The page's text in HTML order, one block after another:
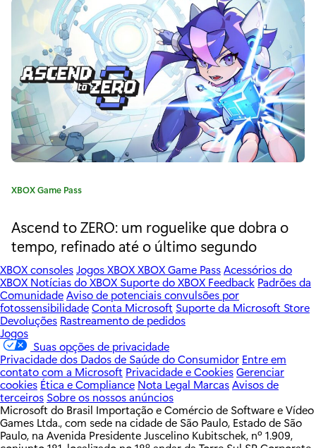
a
h
o
j
e
c
o
b
o
x
G
m
e
P
C
e
g
o
r
i
a
:
XBOX Game Pass
Ascend to ZERO: um roguelike que dobra o
tempo, refinado até o último segundo
XBOX consolesJogos XBOXXBOX Game PassAcessórios do
XBOX Notícias do XBOX Suporte do XBOX Feedback Padrões da
ComunidadeAviso de potenciais convulsões por
fotossensibilidadeConta Microsoft Suporte da Microsoft Store
Devoluções Rastreamento de pedidos
Jogos
Suas opções de privacidade
Privacidade dos Dados de Saúde do Consumidor Entre em
contato com a Microsoft Privacidade e CookiesGerenciar
cookies Ética e Compliance Nota Legal MarcasAvisos de
terceiros Sobre os nossos anúncios
Microsoft do Brasil Importação e Comércio de Software e Vídeo
Games Ltda., com sede na cidade de São Paulo, Estado de São
Paulo, na Avenida Presidente Juscelino Kubitschek, nº 1.909,